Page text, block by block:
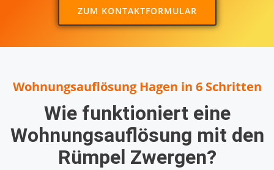
ZUM KONTAKTFORMULAR
Wohnungsauflösung Hagen in 6 Schritten
Wie funktioniert eine
Wohnungsauflösung mit den
Rümpel Zwergen?